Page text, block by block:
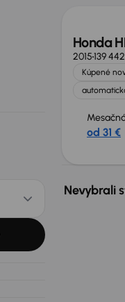
Honda
2015139
Kúpené
od 31 €
Nevybrali